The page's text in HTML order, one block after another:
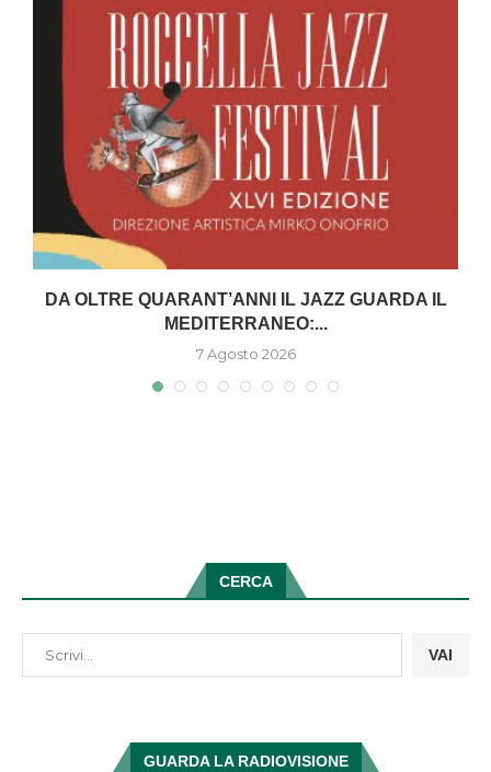
DA OLTRE QUARANT’ANNI IL JAZZ GUARDA IL
MEDITERRANEO:...
7 Agosto 2026
CERCA
VAI
GUARDA LA RADIOVISIONE